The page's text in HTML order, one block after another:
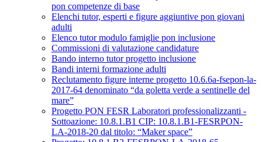
pon competenze di base
Elenchi tutor, esperti e figure aggiuntive pon giovani
adulti
Elenco tutor modulo famiglie pon inclusione
Commissioni di valutazione candidature
Bando interno tutor progetto inclusione
Bandi interni formazione adulti
Reclutamento figure interne progetto 10.6.6a-fsepon-la-
2017-64 denominato “da goletta verde a sentinelle del
mare”
Progetto PON FESR Laboratori professionalizzanti -
Sottoazione: 10.8.1.B1 CIP: 10.8.1.B1-FESRPON-
LA-2018-20 dal titolo: “Maker space”